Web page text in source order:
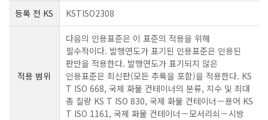
등록 전 KS KSTISO2308
적용 범위
다음의 인용표준은 이 표준의 적용을 위해
필수적이다. 발행연도가 표기된 인용표준은 인용된
판만을 적용한다. 발행연도가 표기되지 않은
인용표준은 최신판(모든 추록을 포함)을 적용한다. KS
T ISO 668, 국제 화물 컨테이너의 분류, 치수 및 최대
총 질량 KS T ISO 830, 국제 화물 컨테이너－용어 KS
T ISO 1161, 국제 화물 컨테이너－모서리쇠－시방